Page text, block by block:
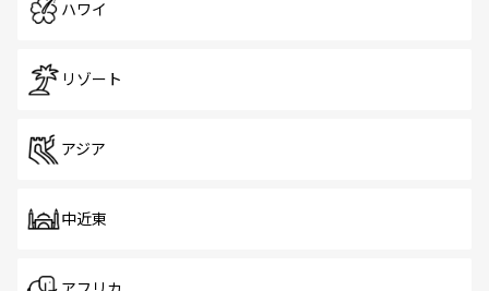
ハワイ
リゾート
アジア
中近東